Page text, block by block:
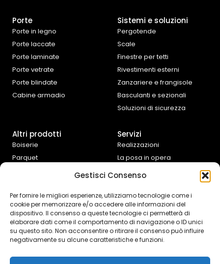
Gestisci Consenso
Per fornire le migliori esperienze, utilizziamo tecnologie come i
cookie per memorizzare e/o accedere alle informazioni del
dispositivo. Il consenso a queste tecnologie ci permetterà di
elaborare dati come il comportamento di navigazione o ID unici
su questo sito. Non acconsentire o ritirare il consenso può influire
negativamente su alcune caratteristiche e funzioni.
Porte
Porte in legno
Porte laccate
Porte laminate
Porte vetrate
Porte blindate
Cabine armadio
Sistemi e soluzioni
Pergotende
Scale
Finestre per tetti
Rivestimenti esterni
Zanzariere e frangisole
Basculanti e sezionali
Soluzioni di sicurezza
Altri prodotti
Boiserie
Parquet
d’arredo
Controtelai Scrigno
Servizi
Realizzazioni
La posa in opera
preventivazione
Assistenza fai da te